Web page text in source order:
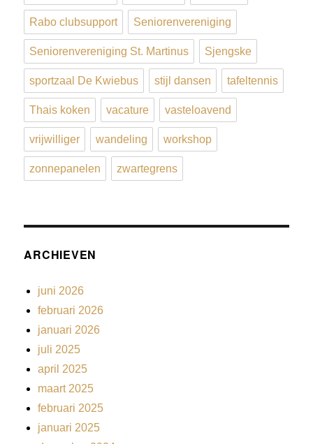
Rabo clubsupport Seniorenvereniging
Seniorenvereniging St. Martinus Sjengske
sportzaal De Kwiebus stijl dansen tafeltennis
Thais koken vacature vasteloavend
vrijwilliger wandeling workshop
zonnepanelen zwartegrens
ARCHIEVEN
juni 2026
februari 2026
januari 2026
juli 2025
april 2025
maart 2025
februari 2025
januari 2025